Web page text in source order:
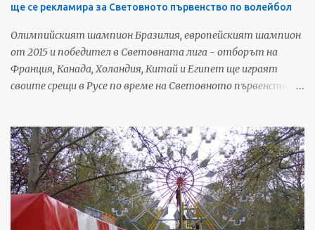
град. Автомобилът е едно от хилядите возила, за които
законът е позволил да не се плащат данъци и да не може да
се установи собствеността му и случващото се с него.
Според фирмения регистър на 16.12.2011 г. е регистрирана
фирма SMART TRADING 2011 ЕООД с управител ...
ще се рекламира за Световното първенство по волейбол
Олимпийският шампион Бразилия, европейският шампион
от 2015 и победител в Световната лига - отборът на
Франция, Канада, Холандия, Китай и Египет ще играят
своите срещи в Русе по време на Световното първенство
септември. 10 пилона ще бъдат вдигнати пред зала "Арена
Монбат", на които ще се веят знамената на участниците
в надпреварата. В следващите дни градът ще бъде залят с
реклами за събитието, което ще привлече интереса на над
1 милион телевизионни зрители на мач само за срещите в
България. По спирки, на транспаранти и със знамена ще има